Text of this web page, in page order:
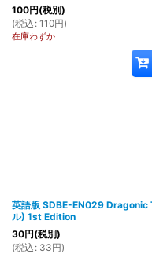
100円(税別)
(税込 : 110円)
在庫わずか
英語版 SDBE-EN029 Dragonic
ル) 1st Edition
30円(税別)
(税込 : 33円)